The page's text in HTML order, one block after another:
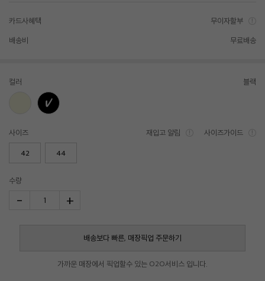
카드사혜택 무이자할부
배송비 무료배송
컬러 블랙
사이즈 재입고 알림 사이즈가이드
42 44
수량
- 1 +
배송보다 빠른, 매장픽업 주문하기
가까운 매장에서 픽업할수 있는 O2O서비스 입니다.